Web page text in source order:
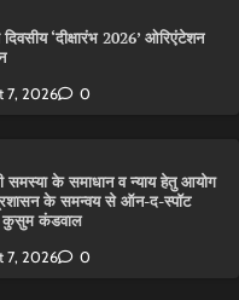
दिवसीय ‘दीक्षारंभ 2026’ ओरिएंटेशन
7, 2026 0
समस्या के समाधान व न्याय हेतु आयोग
के समन्वय से ऑन-द-स्पॉट
कुसुम कंडवाल
7, 2026 0